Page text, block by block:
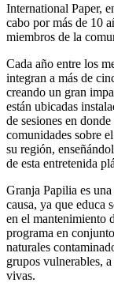
International Paper,
cabo por más de 10
miembros de la
Cada año entre los
integran a más de
creando un gran
están ubicadas
de sesiones en
comunidades sobre
su región,
de esta entretenida
Granja Papilia es
causa, ya que educa
en el mantenimiento
programa en
naturales
grupos vulnerables,
vivas.